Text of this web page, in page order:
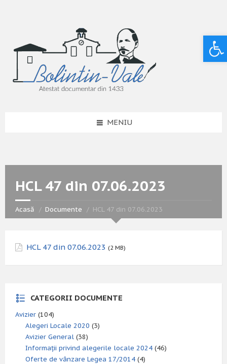
MENIU
HCL 47 din 07.06.2023
Acasă Documente HCL 47 din 07.06.2023
HCL 47 din 07.06.2023 (2 MB)
CATEGORII DOCUMENTE
Avizier (104)
Alegeri Locale 2020 (3)
Avizier General (38)
Informații privind alegerile locale 2024 (46)
Oferte de vânzare Legea 17/2014 (4)
Deschide bara de unelte